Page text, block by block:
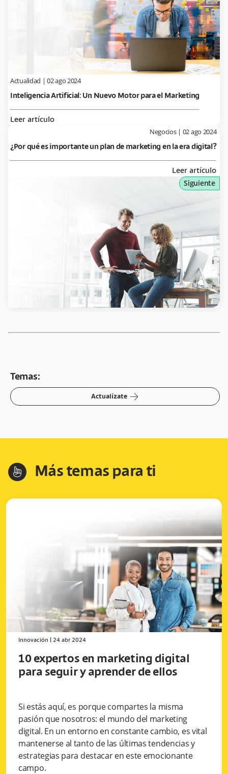
Actualidad |02 ago 2024
Inteligencia Artificial: Un Nuevo Motor para el Marketing
Leer artículo
Siguiente
Negocios| 02 ago 2024
¿Por qué es importante un plan de marketing en la era digital?
Leer artículo
Temas:
Actualízate arrow-right
hand-index Más temas para ti
Innovación 24 abr 2024
10 expertos en marketing digital
para seguir y aprender de ellos
Si estás aquí, es porque compartes la misma
pasión que nosotros: el mundo del marketing
digital. En un entorno en constante cambio, es vital
mantenerse al tanto de las últimas tendencias y
estrategias para destacar en este emocionante
campo.